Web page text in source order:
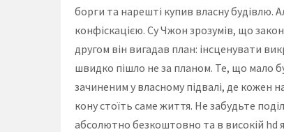
борги та нарешті купив власну будівлю.
конфіскацією. Су Чжон зрозумів, що
другом він вигадав план: інсценувати
швидко пішло не за планом. Те, що мало
зачиненим у власному підвалі, де кожен
кону стоїть саме життя. Не забудьте
абсолютно безкоштовно та в високій hd